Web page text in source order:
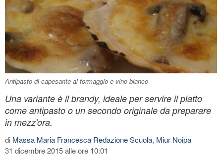
Antipasto di capesante al formaggio e vino bianco
Una variante è il brandy, ideale per servire il piatto
come antipasto o un secondo originale da preparare
in mezz'ora.
di Massa Maria Francesca Redazione Scuola, Miur Noipa
31 dicembre 2015 alle ore 10:01